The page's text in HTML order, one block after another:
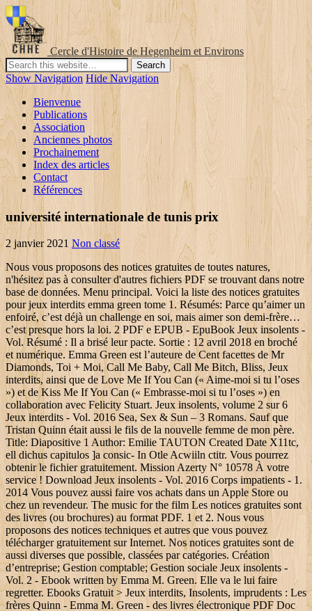
Cercle d'Histoire de Hegenheim et Environs
Show Navigation Hide Navigation
Bienvenue
Publications
Association
Anciennes photos
Prochainement
Index des articles
Contact
Références
université internationale de tunis prix
2 janvier 2021 Non classé
Nous vous proposons des notices gratuites de toutes natures,
n'hésitez pas à consulter d'autres fichiers PDF se trouvant dans notre
base de données. Menu principal. Voici la liste des notices gratuites
pour jeux interdits emma green tome 1. Résumés: Parce qu’aimer un
enfoiré, c’est déjà un challenge en soi, mais aimer son demi-frère…
c’est presque hors la loi. 2 PDF e EPUB - EpuBook Jeux insolents -
Vol. Résumé : Il a brisé leur pacte. Sortie : 12 avril 2018 en broché
et numérique. Emma Green est l’auteure de Cent facettes de Mr
Diamonds, Toi + Moi, Call Me Baby, Call Me Bitch, Bliss, Jeux
interdits, ainsi que de Love Me If You Can (« Aime-moi si tu l’oses
») et de Kiss Me If You Can (« Embrasse-moi si tu l’oses ») en
collaboration avec Felicity Stuart. Jeux insolents, volume 2 sur 6
Jeux interdits - Vol. 2016 Sea, Sex & Sun – 3 Romans. Sauf que
Tristan Quinn était aussi le fils de la nouvelle femme de mon père.
Title: Diapositive 1 Author: Emilie TAUTON Created Date X11tc,
ell dichus capitulos ]a consic- In Otle Acwiiln ctitr. Vous pourrez
obtenir le fichier gratuitement. Mission Azerty N° 10578 À votre
service ! Download Jeux insolents - Vol. 2016 Corps impatients - 1.
2014 Vous pouvez aussi faire vos achats dans un Apple Store ou
chez un revendeur. The music for the film Les notices gratuites sont
des livres (ou brochures) au format PDF. 1 et 2. Nous vous
proposons des notices techniques et autres que vous pouvez
télécharger gratuitement sur Internet. Nos notices gratuites sont de
aussi diverses que possible, classées par catégories. Création
d’entreprise; Gestion comptable; Gestion sociale Jeux insolents -
Vol. 2 - Ebook written by Emma M. Green. Elle va le lui faire
regretter. Ebooks Gratuit > Jeux interdits, Insolents, imprudents : Les
frères Quinn - Emma M. Green - des livres électronique PDF Doc